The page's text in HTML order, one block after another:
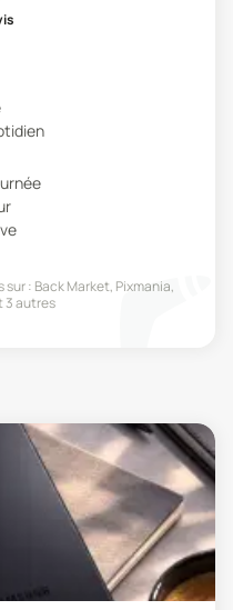
sur : Back Market, Pixmania,
3 autres